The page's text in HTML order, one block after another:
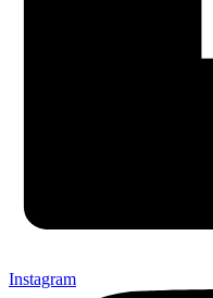
Instagram